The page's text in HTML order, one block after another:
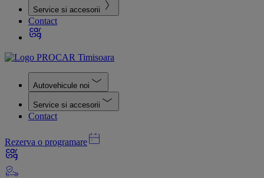
Service si accesorii
Contact
Autovehicule noi
Service si accesorii
Contact
Rezerva o programare